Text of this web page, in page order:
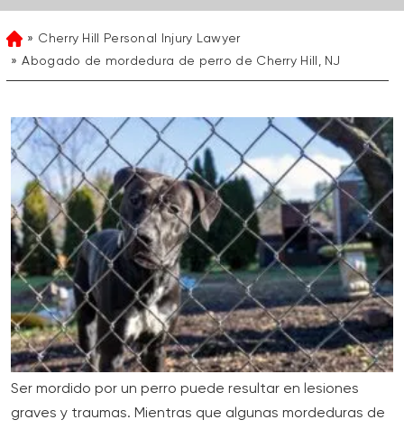
HomeCherry Hill Personal Injury Lawyer
Abogado de mordedura de perro de Cherry Hill, NJ
Ser mordido por un perro puede resultar en lesiones
graves y traumas. Mientras que algunas mordeduras de